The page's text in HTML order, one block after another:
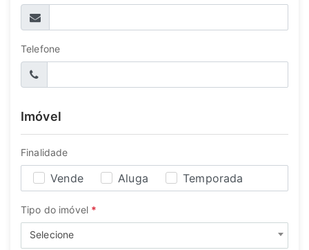
Telefone
Imóvel
Finalidade
Vende Aluga Temporada
Tipo do imóvel *
Selecione